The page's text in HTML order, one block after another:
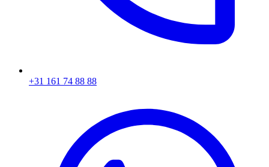
+31 161 74 88 88‬​​​​‌ ‍ ​‍​‍‌‍ ‌ ​‍‌‍‍‌‌‍‌ ‌‍‍‌‌‍ ‍​‍​‍​ ‍‍​‍​‍‌ ​ ‌‍​‌‌‍ ‍‌‍‍‌‌ ‌​‌ ‍‌​‍ ‍‌‍‍‌‌‍ ​‍​‍​‍ ​​‍​‍‌‍‍​‌ ​‍‌‍‌‌‌‍‌‍​‍​‍​ ‍‍​‍​‍‌‍‍​‌ ‌​‌ ‌​‌ ​​​ ‍‍​‍ ​‍ ‌‍ ​‌‍ ‌‍​ ‌‍​‌‌‍ ​‌‍‍​‌‍ ‌ ​ ‌ ‌​​ ‍‍​ ​ ​ ​ ​ ​ ​ ​ ​‍ ‌‍‍‌‌‍ ‍‌ ‌​‌‍‌‌‌‍ ‍‌ ‌​​‍ ‌‍‌‌‌‍‌​‌‍‍‌‌ ‌​​‍ ‌‍ ‌‌‍ ‌‍‌​‌‍‌‌​ ‌‌ ​​‌ ​‍‌‍‌‌‌ ​ ‌‍‌‌‌‍ ‍‌ ‌​‌‍​‌‌ ‌​‌‍‍‌‌‍ ‌‍ ‍​ ‍ ‌‍‍‌‌‍‌​​ ‌‌‍‌ ‌‍ ​‌‍ ‌‍​‍‌‍​‌‌‍ ​​ ‍ ‌ ‌​‌ ‍‌‌ ​​‌‍‌‌​ ‌‌‍‌ ‌‍ ​‌‍ ‌‍​‍‌‍​‌‌‍ ​​ ‍ ‌ ​​‌‍​‌‌ ‌​‌‍‍​​ ‌‌‍​ ‌‍ ‌‍ ‍‌ ‌​‌‍​‌‌‍​ ‌ ‌​​‍ ‍‌ ​​‌‍‍​‌‍ ‌‍ ‍‌‍‌‌​ ‌‍​‍‌‍​‌‌ ​ ‌‍‌‌‌‌‌‌‌ ​‍‌‍ ​​ ‌‌‍‍​‌ ‌​‌ ‌​‌ ​​​‍‌‌​ ​ ‌​​‌​‍‌‌​ ​‍‌​‌‍​‍‌‌​ ​‍‌​‌‍‌‍ ​‌‍ ‌‍​ ‌‍​‌‌‍ ​‌‍‍​‌‍ ‌ ​ ‌ ‌​​‍‌‌​ ​ ‌​​‌​ ​ ​ ​ ​ ​ ​ ​ ​‍‌‍‌‍‍‌‌‍‌​​ ‌‌‍‌ ‌‍ ​‌‍ ‌‍​‍‌‍​‌‌‍ ​​‍‌‍‌ ‌​‌ ‍‌‌ ​​‌‍‌‌​ ‌‌‍‌ ‌‍ ​‌‍ ‌‍​‍‌‍​‌‌‍ ​​‍‌‍‌ ​​‌‍​‌‌ ‌​‌‍‍​​ ‌‌‍​ ‌‍ ‌‍ ‍‌ ‌​‌‍​‌‌‍​ ‌ ‌​​‍ ‍‌ ​​‌‍‍​‌‍ ‌‍ ‍‌‍‌‌​‍‌‍‌ ​​‌‍‌‌‌ ​‍‌ ​ ‌ ​​‌‍‌‌‌‍​ ‌ ‌​‌‍‍‌‌ ‌‍‌‍‌‌​ ‌‌ ​​‌ ‌‌‌‍​‍‌‍ ​‌‍‍‌‌ ​ ‌‍‍​‌‍‌‌‌‍‌​​‍​‍‌ ‌